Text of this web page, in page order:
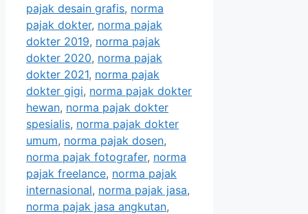
pajak desain grafis, norma
pajak dokter, norma pajak
dokter 2019, norma pajak
dokter 2020, norma pajak
dokter 2021, norma pajak
dokter gigi, norma pajak dokter
hewan, norma pajak dokter
spesialis, norma pajak dokter
umum, norma pajak dosen,
norma pajak fotografer, norma
pajak freelance, norma pajak
internasional, norma pajak jasa,
norma pajak jasa angkutan,